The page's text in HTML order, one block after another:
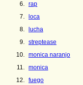
rap
loca
lucha
streptease
monica naranjo
monica
fuego